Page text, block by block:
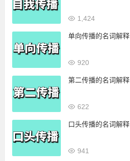
1,424
单向传播的名词解释
920
第二传播的名词解释
622
口头传播的名词解释
941